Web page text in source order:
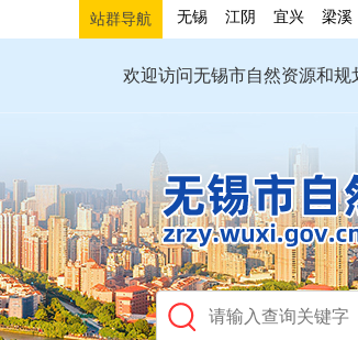
站群导航 无锡 江阴 宜兴 梁溪
欢迎访问无锡市自然资源和规